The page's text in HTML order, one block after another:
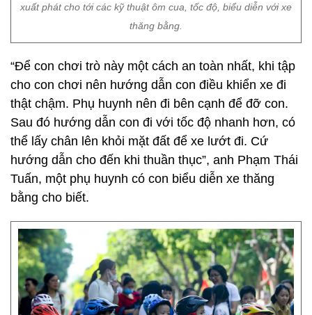
xuất phát cho tới các kỹ thuật ôm cua, tốc độ, biểu diễn với xe
thăng bằng.
“Để con chơi trò này một cách an toàn nhất, khi tập
cho con chơi nên hướng dẫn con điều khiển xe đi
thật chậm. Phụ huynh nên đi bên cạnh để đỡ con.
Sau đó hướng dẫn con đi với tốc độ nhanh hơn, có
thể lấy chân lên khỏi mặt đất để xe lướt đi. Cứ
hướng dẫn cho đến khi thuần thục”, anh Phạm Thái
Tuấn, một phụ huynh có con biểu diễn xe thăng
bằng cho biết.